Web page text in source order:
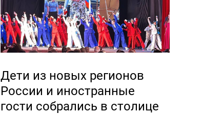
Дети из новых регионов
России и иностранные
гости собрались в столице